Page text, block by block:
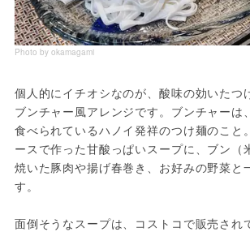
Photo by okamagami
個人的にイチオシなのが、酸味の効いたつ
ブンチャー風アレンジです。ブンチャーは
食べられているハノイ発祥のつけ麺のこと
ースで作った甘酸っぱいスープに、ブン（
焼いた豚肉や揚げ春巻き、お好みの野菜と
す。
面倒そうなスープは、コストコで販売され